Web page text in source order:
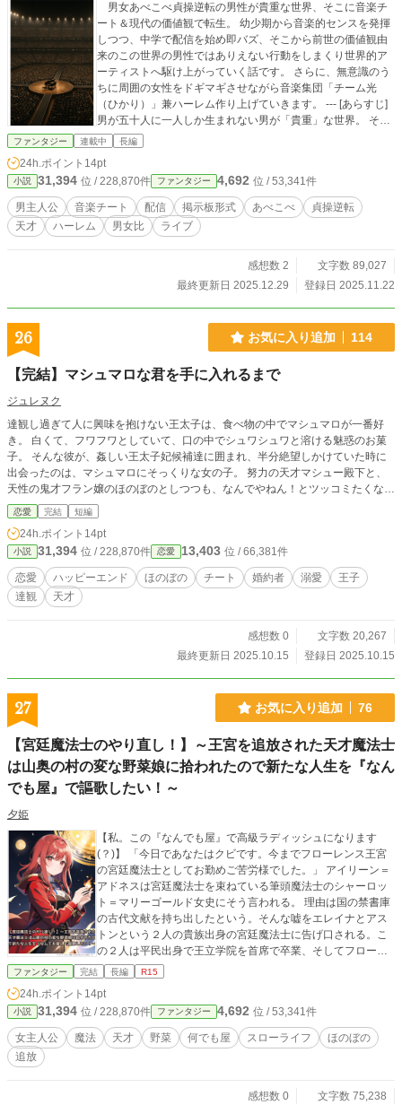
男女あべこべ貞操逆転の男性が貴重な世界、そこに音楽チ
ート＆現代の価値観で転生。 幼少期から音楽的センスを発揮
しつつ、中学で配信を始め即バズ、そこから前世の価値観由
来のこの世界の男性ではありえない行動をしまくり世界的ア
ーティストへ駆け上がっていく話です。 さらに、無意識のう
ちに周囲の女性をドギマギさせながら音楽集団「チーム光
（ひかり）」兼ハーレム作り上げていきます。 --- [あらすじ]
男が五十人に一人しか生まれない男が「貴重」な世界。 そこ
に現代の価値観を持ったまま"音楽だけ天才”になって転生した
る、無限に作曲できる、そんな彼が配信したら、男が珍しい
こともあり話題になってすぐバズる。 そんな風に気ままに音
楽をやる彼の周りには、次々とユニークな仲間が集まってい
く。 ・おとなしめで、でも一番近くで支えてくれる「幼馴
染」 ・光の即興演奏を譜面に起こす「翻訳者」 ・振り回され
な雰囲気なのに "資金は全部出します" とブレーキゼロの「資
産家令嬢」 * 高いプライドと、それに見合う実力を備えた
―「自由に楽しくやりたいだけなんだけどなぁ」 そう笑いな
がら音を奏でる。 だが、前世の価値観由来のその自由な発想
越え、やがて世界の人々の心を揺さぶっていく。 貞操逆転世
間たちが紡ぐ、音楽で世界を変える物語。 --- ※カクヨム、ハ
ーメルンにも並行投稿中です。（カクヨムが完全版になりま
す。
ファンタジー 連載中 長編
24h.ポイント 14pt
小説 31,394 位 / 228,870件 ファンタジー 4,692 位 / 53,341件
男主人公 音楽チート 配信 掲示板形式 あべこべ
貞操逆転
天才
ハーレム 男女比 ライブ
感想数 2
文字数 89,027
最終更新日 2025.12.29
登録日 2025.11.22
26 お気に入り追加 114
【完結】マシュマロな君を手に入れるまで
ジュレヌク
達観し過ぎて人に興味を抱けない王太子は、食べ物の中でマシュマロが一番好
き。 白くて、フワフワとしていて、口の中でシュワシュワと溶ける魅惑のお菓
子。 そんな彼が、姦しい王太子妃候補達に囲まれ、半分絶望しかけていた時に
出会ったのは、マシュマロにそっくりな女の子。 努力の天才マシュー殿下と、
天性の鬼才フラン嬢のほのぼのとしつつも、なんでやねん！とツッコミたくなる
ようなチートまみれの恋物語。
恋愛 完結 短編
24h.ポイント 14pt
小説 31,394 位 / 228,870件 恋愛 13,403 位 / 66,381件
恋愛 ハッピーエンド ほのぼの チート 婚約者 溺愛
王子
達観
天才
感想数 0
文字数 20,267
最終更新日 2025.10.15
登録日 2025.10.15
27 お気に入り追加 76
【宮廷魔法士のやり直し！】～王宮を追放された天才魔法士
は山奥の村の変な野菜娘に拾われたので新たな人生を『なん
でも屋』で謳歌したい！～
夕姫
【私。この『なんでも屋』で高級ラディッシュになります
(？)】 「今日であなたはクビです。今までフローレンス王宮
の宮廷魔法士としてお勤めご苦労様でした。」 アイリーン＝
アドネスは宮廷魔法士を束ねている筆頭魔法士のシャーロッ
ト＝マリーゴールド女史にそう言われる。 理由は国の禁書庫
の古代文献を持ち出したという。そんな嘘をエレイナとアス
トンという２人の貴族出身の宮廷魔法士に告げ口される。こ
の２人は平民出身で王立学院を首席で卒業、そしてフローレ
ンス王国の第一王女クリスティーナの親友という存在のアイ
の魔法士たちも平民出身の魔法士などいても邪魔にしかなら
ない、誰もアイリーンを助けてくれない。 自分は何もしてな
い、しかも突然辞めろと言われ、挙句の果てにはエレイナに
平手で殴られる始末。 王国を追放され、すべてを失ったアイ
そんな収穫３日後のラディッシュみたいな顔しちゃって？」
ファンタジー 完結 長編 R15
24h.ポイント 14pt
小説 31,394 位 / 228,870件 ファンタジー 4,692 位 / 53,341件
女主人公 魔法 天才 野菜 何でも屋 スローライフ
ほのぼの
追放
感想数 0
文字数 75,238